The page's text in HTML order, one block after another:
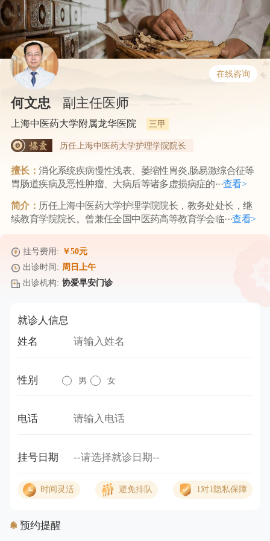
在线咨询
何文忠 副主任医师
上海中医药大学附属龙华医院 三甲
历任上海中医药大学护理学院院长
擅长：消化系统疾病慢性浅表、萎缩性胃炎,肠易激综合征等
胃肠道疾病及恶性肿瘤、大病后等诸多虚损病症的···查看>
简介： 历任上海中医药大学护理学院院长，教务处处长，继
续教育学院院长。曾兼任全国中医药高等教育学会临···查看>
挂号费用: ￥50元
出诊时间: 周日上午
出诊机构: 协爱早安门诊
就诊人信息
姓名
性别 男 女
电话
挂号日期
时间灵活 避免排队 1对1隐私保障
预约提醒